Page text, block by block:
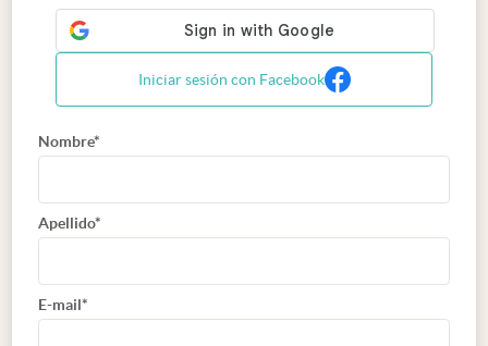
Iniciar sesión con Facebook
Nombre*
Apellido*
E-mail*